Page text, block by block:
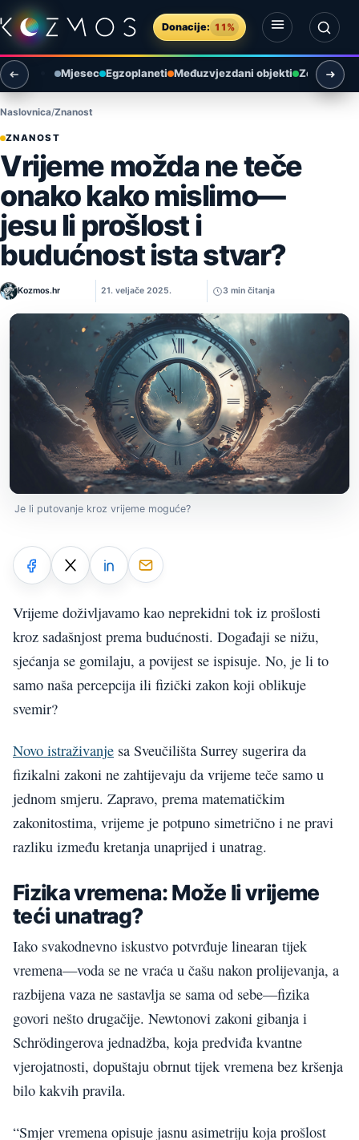
Preskoči na sadržaj
Donacije: 11%
Otvori izbornik
Otvori pretragu
Mjesec Egzoplaneti Međuzvjezdani objekti Zemlja i
Naslovnica Znanost
ZNANOST
Vrijeme možda ne teče
onako kako mislimo—
jesu li prošlost i
budućnost ista stvar?
Kozmos.hr 21. veljače 2025. 3 min čitanja
Je li putovanje kroz vrijeme moguće?
Vrijeme doživljavamo kao neprekidni tok iz prošlosti
kroz sadašnjost prema budućnosti. Događaji se nižu,
sjećanja se gomilaju, a povijest se ispisuje. No, je li to
samo naša percepcija ili fizički zakon koji oblikuje
svemir?
Novo istraživanje sa Sveučilišta Surrey sugerira da
fizikalni zakoni ne zahtijevaju da vrijeme teče samo u
jednom smjeru. Zapravo, prema matematičkim
zakonitostima, vrijeme je potpuno simetrično i ne pravi
razliku između kretanja unaprijed i unatrag.
Fizika vremena: Može li vrijeme
teći unatrag?
Iako svakodnevno iskustvo potvrđuje linearan tijek
vremena—voda se ne vraća u čašu nakon prolijevanja, a
razbijena vaza ne sastavlja se sama od sebe—fizika
govori nešto drugačije. Newtonovi zakoni gibanja i
Schrödingerova jednadžba, koja predviđa kvantne
vjerojatnosti, dopuštaju obrnut tijek vremena bez kršenja
bilo kakvih pravila.
“Smjer vremena opisuje jasnu asimetriju koja prošlost